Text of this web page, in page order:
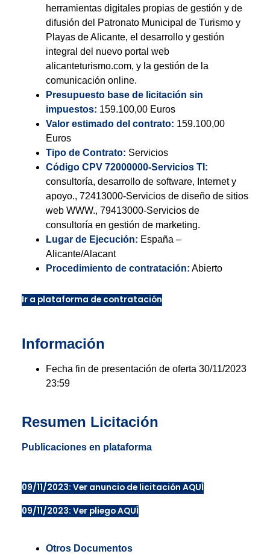
herramientas digitales propias de gestión y de
difusión del Patronato Municipal de Turismo y
Playas de Alicante, el desarrollo y gestión
integral del nuevo portal web
alicanteturismo.com, y la gestión de la
comunicación online.
Presupuesto base de licitación sin
impuestos: 159.100,00 Euros
Valor estimado del contrato: 159.100,00
Euros
Tipo de Contrato: Servicios
Código CPV 72000000-Servicios TI:
consultoría, desarrollo de software, Internet y
apoyo., 72413000-Servicios de diseño de sitios
web WWW., 79413000-Servicios de
consultoría en gestión de marketing.
Lugar de Ejecución: España –
Alicante/Alacant
Procedimiento de contratación: Abierto
Ir a plataforma de contratación
Información
Fecha fin de presentación de oferta 30/11/2023
23:59
Resumen Licitación
Publicaciones en plataforma
09/11/2023: Ver anuncio de licitación AQUÍ
09/11/2023: Ver pliego AQUÍ
Otros Documentos